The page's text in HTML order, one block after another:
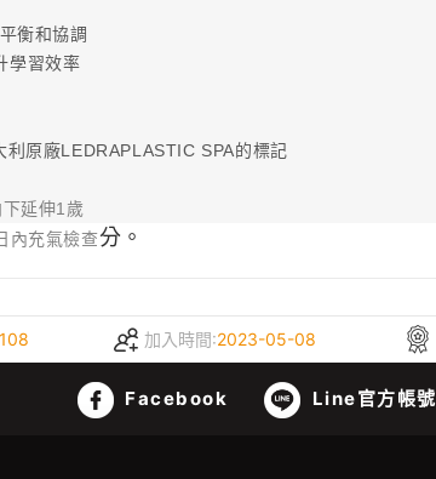
衡和協調
學習效率
原廠LEDRAPLASTIC SPA的標記
延伸1歲
內充氣檢查分。
108 加入時間:2023-05-08
Facebook Line官方帳號